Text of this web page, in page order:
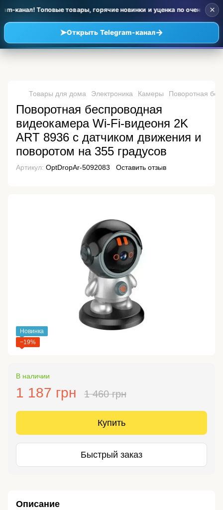
канал! Топовые товары, горячие новинки и уценка по очень
➤Открыть Telegram-канал→
×
Товары для дома Электроника Камеры Поворотная
Поворотная беспроводная
видеокамера Wi-Fi-видеоня 2K
ART 8936 с датчиком движения и
поворотом на 355 градусов
Артикул: OptDropAr-5092083 Оставить отзыв
Новинка
−19%
В наличии
1 187 грн 1 460 грн
Купить
Быстрый заказ
Описание